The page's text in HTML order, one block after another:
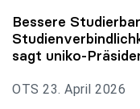
Bessere
sagt uniko-
OTS 23. April 2026